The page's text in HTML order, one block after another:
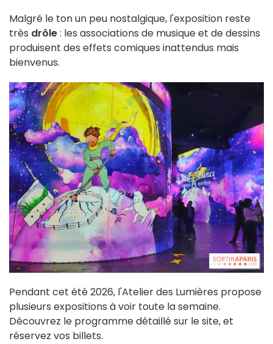
Malgré le ton un peu nostalgique, l'exposition reste
très drôle: les associations de musique et de dessins
produisent des effets comiques inattendus mais
bienvenus.
Pendant cet été 2026, l'Atelier des Lumières propose
plusieurs expositions à voir toute la semaine.
Découvrez le programme détaillé sur le site, et
réservez vos billets.